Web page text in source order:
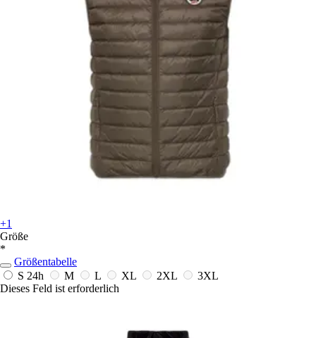
+1
Größe
*
Größentabelle
S 24h M L XL 2XL
3XL
Dieses Feld ist erforderlich